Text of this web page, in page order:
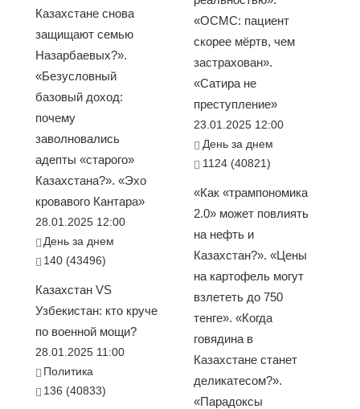
Казахстане снова
защищают семью
Назарбаевых?».
«Безусловный
базовый доход:
почему
заволновались
адепты «старого»
Казахстана?». «Эхо
кровавого Кантара»
28.01.2025 12:00
День за днем
140 (43496)
Казахстан VS
Узбекистан: кто круче
по военной мощи?
28.01.2025 11:00
Политика
136 (40833)
«ОСМС: пациент
скорее мёртв, чем
застрахован».
«Сатира не
преступление»
23.01.2025 12:00
День за днем
1124 (40821)
«Как «трампономика
2.0» может повлиять
на нефть и
Казахстан?». «Цены
на картофель могут
взлететь до 750
тенге». «Когда
говядина в
Казахстане станет
деликатесом?».
«Парадоксы